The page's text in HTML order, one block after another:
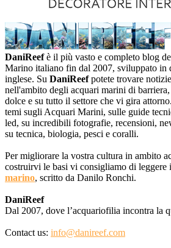
DaniReefè il più vasto e completo blog
Marino italiano fin dal 2007, sviluppato in
inglese. Su DaniReefpotete trovare
nell'ambito degli acquari marini di
dolce e su tutto il settore che vi gira
temi sugli Acquari Marini, sulle guide
led, su incredibili fotografie, recensioni,
su tecnica, biologia, pesci e coralli.
Per migliorare la vostra cultura in ambito
costruirvi le basi vi consigliamo di
marino, scritto da Danilo Ronchi.
DaniReef
Dal 2007, dove l’acquariofilia incontra la
Contact us: info@danireef.com